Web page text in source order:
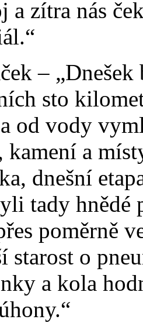
a zítra nás
–
sto
od vody
kamení a
dnešní
tady hnědé
poměrně
starost o
a kola